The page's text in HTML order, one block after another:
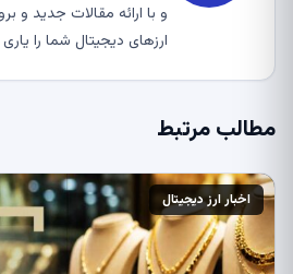
و با ارائه مقالات جدید و
ارزهای دیجیتال شما را
مطالب مرتبط
اخبار ارز دیجیتال